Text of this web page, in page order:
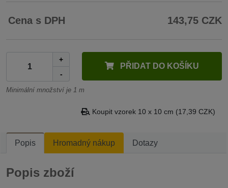
Cena s DPH 143,75 CZK
+
-
PŘIDAT DO KOŠÍKU
Minimální množství je 1 m
Koupit vzorek 10 x 10 cm (17,39 CZK)
Popis Hromadný nákup Dotazy
Popis zboží